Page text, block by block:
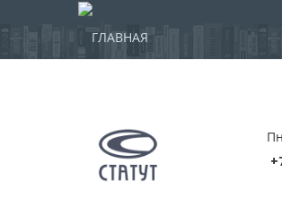
ГЛАВНАЯ